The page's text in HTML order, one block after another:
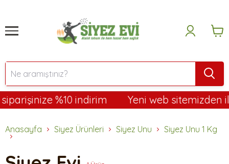
%10 indirim Yeni web sitemizden
Anasayfa Siyez Ürünleri Siyez Unu Siyez Unu 1 Kg